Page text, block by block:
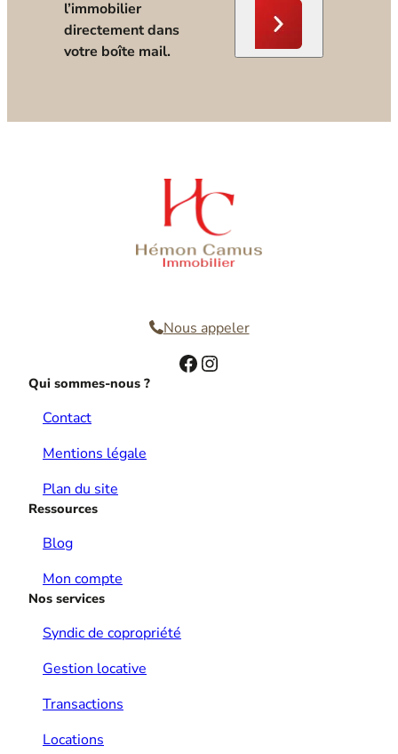
l’immobilier
directement dans
votre boîte mail.
Nous appeler
Facebook Instagram
Qui sommes-nous ?
Contact
Mentions légale
Plan du site
Ressources
Blog
Mon compte
Nos services
Syndic de copropriété
Gestion locative
Transactions
Locations